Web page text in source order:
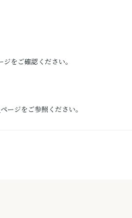
ジをご確認ください。
ページをご参照ください。